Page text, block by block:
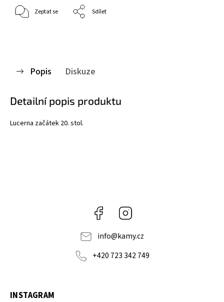
Zeptat se Sdílet
Popis Diskuze
Detailní popis produktu
Lucerna začátek 20. stol.
Facebook
info@kamy.cz
+420 723 342 749
INSTAGRAM